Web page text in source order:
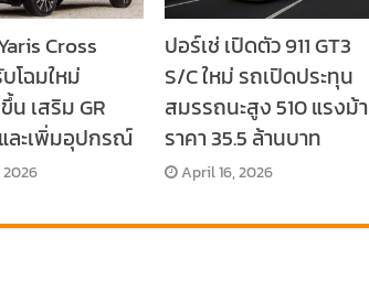
Cross
โฉมใหม่
น เสริม GR
ละเพิ่มอุปกรณ์
2026
ปอร์เช่ เปิดตัว 911 GT3
S/C ใหม่ รถเปิดประทุน
สมรรถนะสูง 510 แรงม้า
ราคา 35.5 ล้านบาท
April 16, 2026